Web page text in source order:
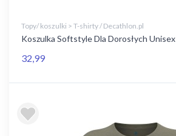
Topy/ koszulki > T-shirty / Decathlon.pl
Koszulka Softstyle Dla Dorosłych Unisex
32,99